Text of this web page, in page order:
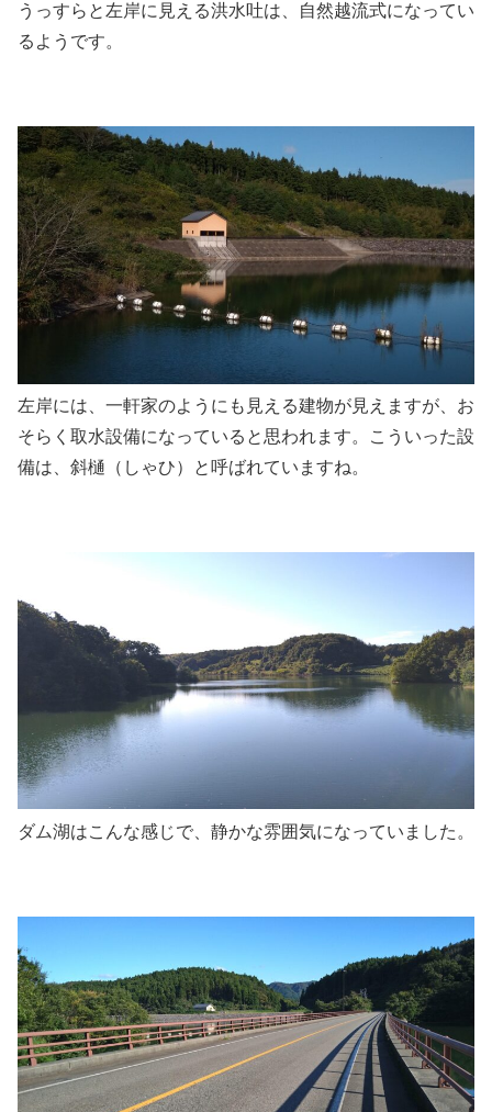
うっすらと左岸に見える洪水吐は、自然越流式になってい
るようです。
左岸には、一軒家のようにも見える建物が見えますが、お
そらく取水設備になっていると思われます。こういった設
備は、斜樋（しゃひ）と呼ばれていますね。
ダム湖はこんな感じで、静かな雰囲気になっていました。